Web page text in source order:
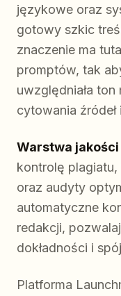
językowe oraz
gotowy szkic
znaczenie ma
promptów, tak
uwzględniała
cytowania
Warstwa jakości
kontrolę
oraz audyty
automatyczne
redakcji,
dokładności i
Platforma